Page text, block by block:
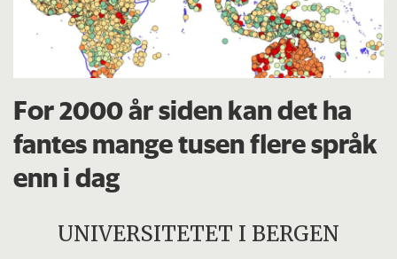
For 2000 år siden kan det ha
fantes mange tusen flere språk
enn i dag
UNIVERSITETET I BERGEN